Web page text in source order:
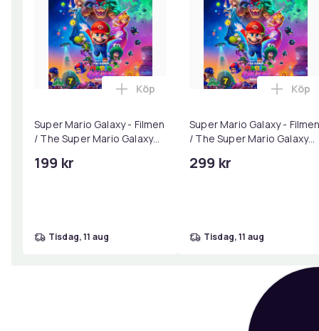
Super Mario Galaxy - Filmen
/ The Super Mario Galaxy
Edition)
199 kr
Lägg till Super Mario Galaxy -
Köp
tisdag, 11 aug
Super Mario Galaxy -
/ The Super Mario Galaxy
Collector's Edition)
299 kr
Köp
tisdag, 11 aug